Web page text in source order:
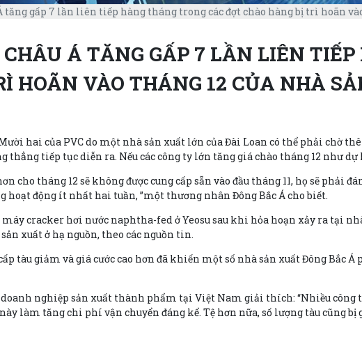
tăng gấp 7 lần liên tiếp hàng tháng trong các đợt chào hàng bị trì hoãn
Á TĂNG GẤP 7 LẦN LIÊN
HOÃN VÀO THÁNG 12 CỦA NHÀ
hai của PVC do một nhà sản xuất lớn của Đài Loan có thể phải chờ
tiếp tục diễn ra. Nếu các công ty lớn tăng giá chào tháng 12 như
cho tháng 12 sẽ không được cung cấp sẵn vào đầu tháng 11, họ sẽ phải
hoạt động ít nhất hai tuần, ”một thương nhân Đông Bắc Á cho biết.
cracker hơi nước naphtha-fed ở Yeosu sau khi hỏa hoạn xảy ra tại
xuất ở hạ nguồn, theo các nguồn tin.
tàu giảm và giá cước cao hơn đã khiến một số nhà sản xuất Đông Bắc
nghiệp sản xuất thành phẩm tại Việt Nam giải thích: “Nhiều công
làm tăng chi phí vận chuyển đáng kể. Tệ hơn nữa, số lượng tàu cũng bị